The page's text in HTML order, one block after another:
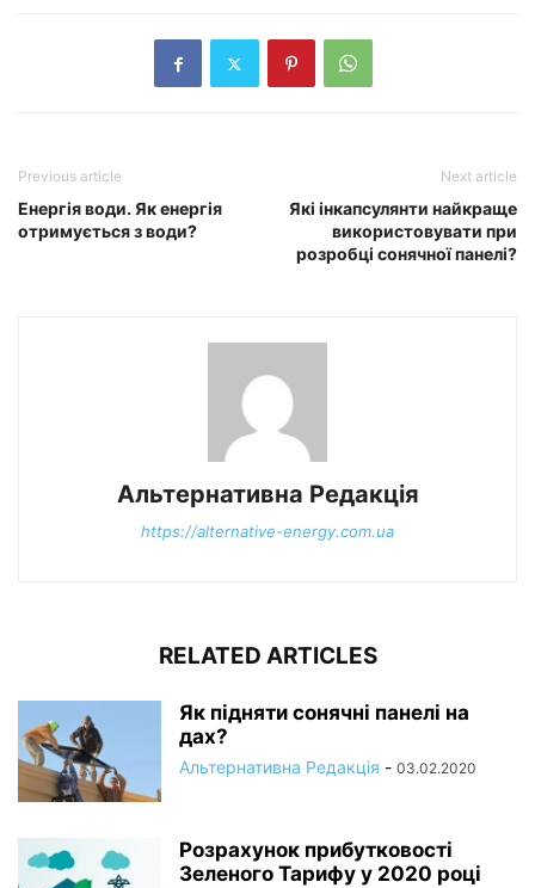
Previous article
Енергія води. Як енергія
отримується з води?
Next article
Які інкапсулянти найкраще
використовувати при
розробці сонячної панелі?
Альтернативна Редакція
https://alternative-energy.com.ua
RELATED ARTICLES
Як підняти сонячні панелі на
дах?
Альтернативна Редакція - 03.02.2020
Розрахунок прибутковості
Зеленого Тарифу у 2020 році